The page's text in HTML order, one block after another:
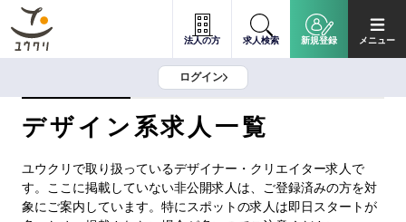
法人の方 求人検索 新規登録 メニュー
ログイン
デザイン系求人一覧
ユウクリで取り扱っているデザイナー・クリエイター求人で
す。ここに掲載していない非公開求人は、ご登録済みの方を対
象にご案内しています。特にスポットの求人は即日スタートが